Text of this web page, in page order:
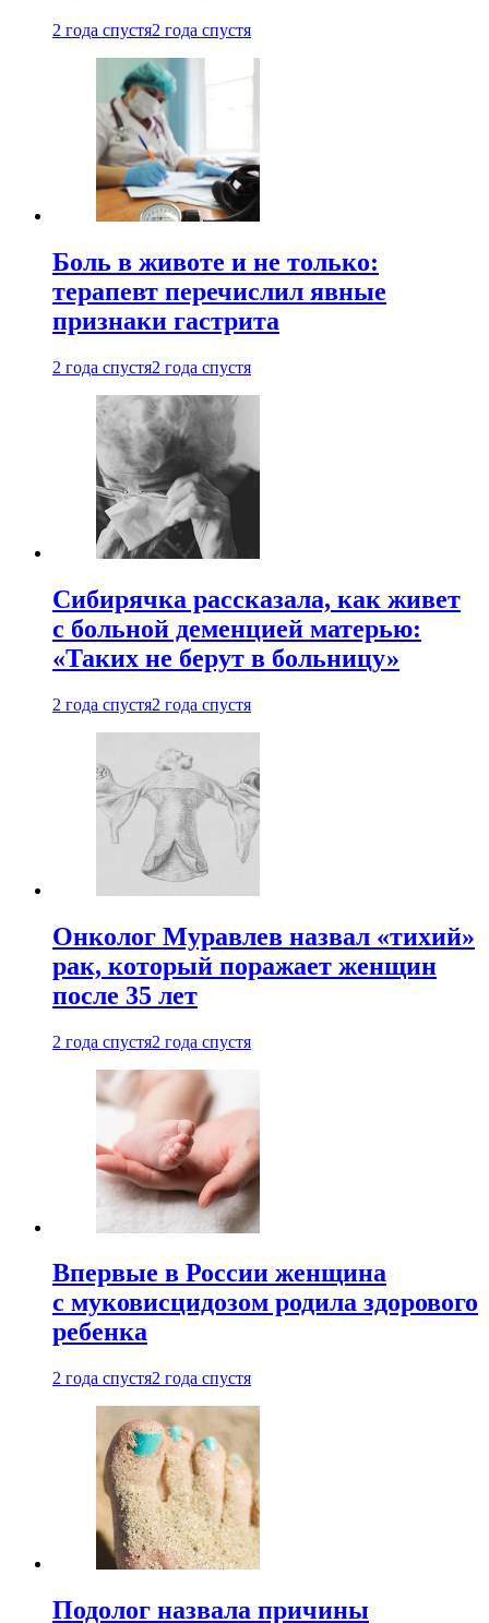
2 года спустя2 года спустя
Боль в животе и не только:
терапевт перечислил явные
признаки гастрита
2 года спустя2 года спустя
Сибирячка рассказала, как живет
с больной деменцией матерью:
«Таких не берут в больницу»
2 года спустя2 года спустя
Онколог Муравлев назвал «тихий»
рак, который поражает женщин
после 35 лет
2 года спустя2 года спустя
Впервые в России женщина
с муковисцидозом родила здорового
ребенка
2 года спустя2 года спустя
Подолог назвала причины